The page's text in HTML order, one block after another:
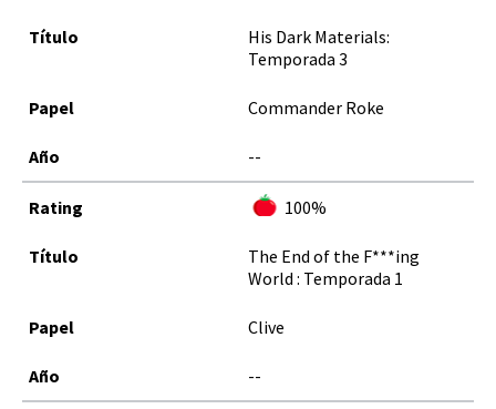
His Dark Materials:
Temporada 3
Commander Roke
--
100%
The End of the F***ing
World : Temporada 1
Clive
--